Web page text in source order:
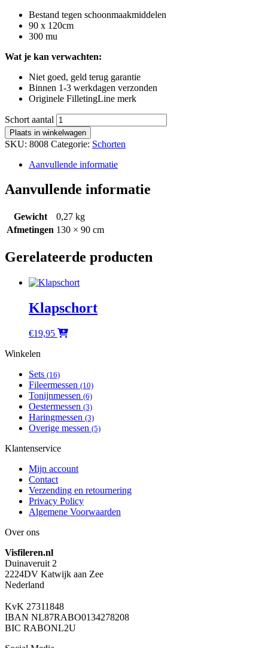
Bestand tegen schoonmaakmiddelen
90 x 120cm
300 mu
Wat je kan verwachten:
Niet goed, geld terug garantie
Binnen 1-3 werkdagen verzonden
Originele FilletingLine merk
Schort aantal
Plaats in winkelwagen
SKU: 8008 Categorie: Schorten
Aanvullende informatie
Aanvullende informatie
Gewicht
0,27 kg
Afmetingen 130 × 90 cm
Gerelateerde producten
Klapschort
€19,95
Winkelen
Sets (16)
Fileermessen (10)
Tonijnmessen (6)
Oestermessen (3)
Haringmessen (3)
Overige messen (5)
Klantenservice
Mijn account
Contact
Verzending en retournering
Privacy Policy
Algemene Voorwaarden
Over ons
Visfileren.nl
Duinaveruit 2
2224DV Katwijk aan Zee
Nederland
KvK 27311848
IBAN NL87RABO0134278208
BIC RABONL2U